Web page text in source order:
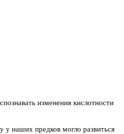
изменения кислотности
у наших предков могло развиться